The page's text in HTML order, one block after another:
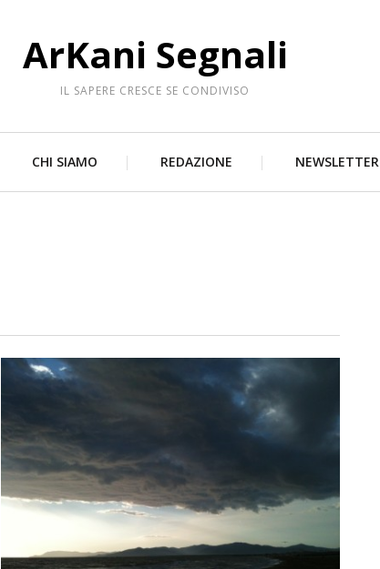
ArKani Segnali
IL SAPERE CRESCE SE CONDIVISO
CHI SIAMO REDAZIONE NEWSLETTER
CONTINUA